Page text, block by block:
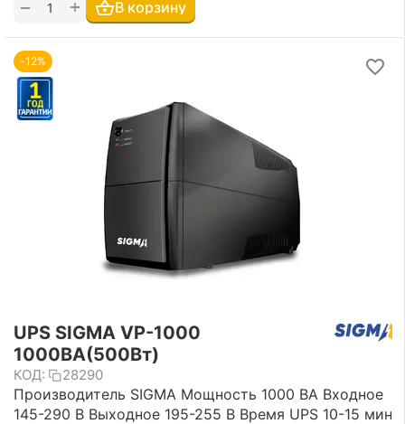
+
− В корзину
-12%
UPS SIGMA VP-1000
1000ВА(500Вт)
КОД: 28290
Производитель SIGMA Мощность 1000 ВА Входное
145-290 В Выходное 195-255 В Время UPS 10-15 мин